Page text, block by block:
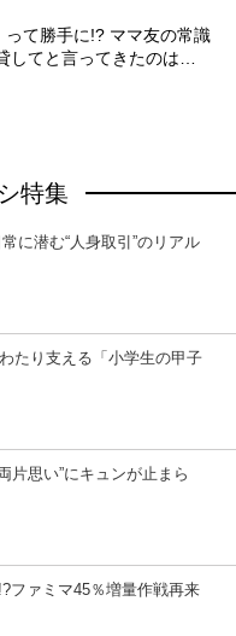
って勝手に!? ママ友の常識
してと言ってきたのは…
特集
に潜む“人身取引”のリアル
たり支える「小学生の甲子
片思い”にキュンが止まら
ファミマ45％増量作戦再来